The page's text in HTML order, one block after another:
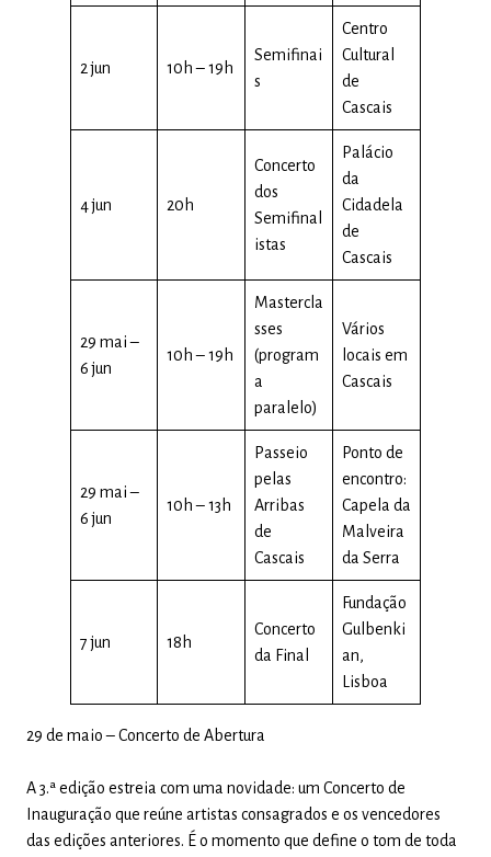
2 jun 10h – 19h
Semifinai
s
Centro
Cultural
de
Cascais
4 jun 20h
Concerto
dos
Semifinal
istas
Palácio
da
Cidadela
de
Cascais
29 mai –
6 jun
10h – 19h
Mastercla
sses
(program
a
paralelo)
Vários
locais em
Cascais
29 mai –
6 jun
10h – 13h
Passeio
pelas
Arribas
de
Cascais
Ponto de
encontro:
Capela da
Malveira
da Serra
7 jun 18h
Concerto
da Final
Fundação
Gulbenki
an,
Lisboa
29 de maio – Concerto de Abertura
A 3.ª edição estreia com uma novidade: um Concerto de
Inauguração que reúne artistas consagrados e os vencedores
das edições anteriores. É o momento que define o tom de toda